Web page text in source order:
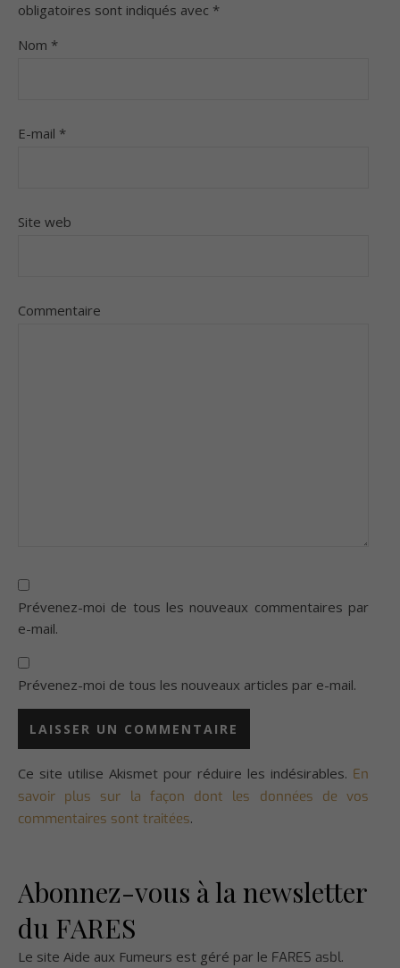
obligatoires sont indiqués avec *
Nom *
E-mail *
Site web
Commentaire
Prévenez-moi de tous les nouveaux commentaires par
e-mail.
Prévenez-moi de tous les nouveaux articles par e-mail.
Ce site utilise Akismet pour réduire les indésirables. En
savoir plus sur la façon dont les données de vos
commentaires sont traitées.
Abonnez-vous à la newsletter
du FARES
Le site Aide aux Fumeurs est géré par le FARES asbl.